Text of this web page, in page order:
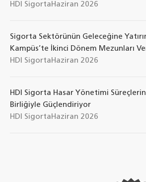
HDI Sigorta Haziran 2026
Sigorta Sektörünün Geleceğine
Kampüs’te İkinci Dönem Mezunları
HDI Sigorta Haziran 2026
HDI Sigorta Hasar Yönetimi
Birliğiyle Güçlendiriyor
HDI Sigorta Haziran 2026